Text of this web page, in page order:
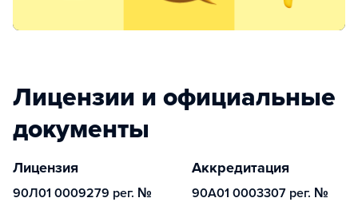
Лицензии и официальные
документы
Лицензия
90Л01 0009279 рег. №
Аккредитация
90А01 0003307 рег. №